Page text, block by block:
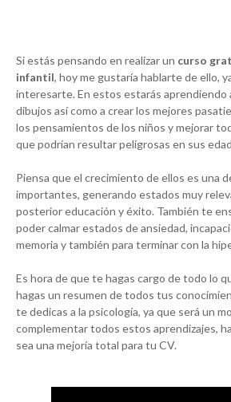
Si estás pensando en realizar un curso
infantil, hoy me gustaría hablarte de ello,
interesarte. En estos estarás aprendiendo
dibujos así como a crear los mejores
los pensamientos de los niños y mejorar
que podrían resultar peligrosas en sus
Piensa que el crecimiento de ellos es una
importantes, generando estados muy
posterior educación y éxito. También te
poder calmar estados de ansiedad,
memoria y también para terminar con la
Es hora de que te hagas cargo de todo lo
hagas un resumen de todos tus
te dedicas a la psicología, ya que será un
complementar todos estos aprendizajes,
sea una mejoría total para tu CV.